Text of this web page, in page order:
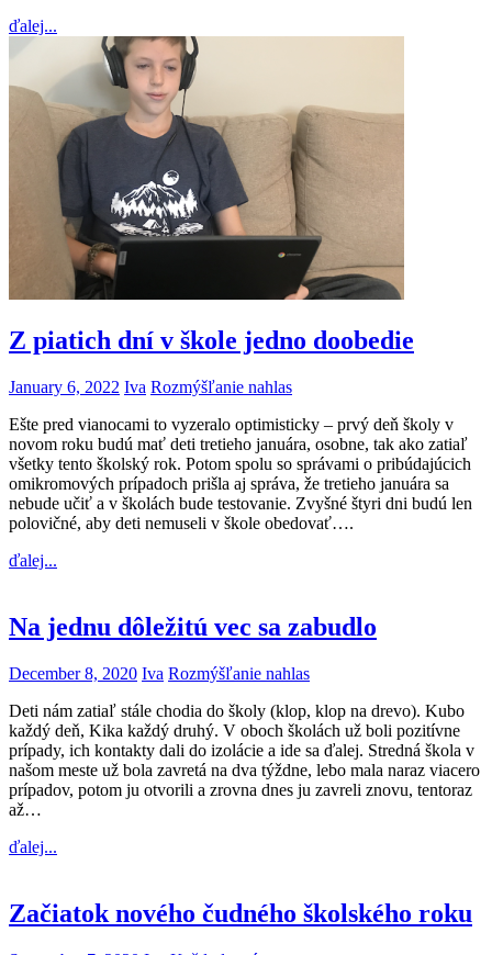
ďalej...
Z piatich dní v škole jedno doobedie
January 6, 2022 Iva Rozmýšľanie nahlas
Ešte pred vianocami to vyzeralo optimisticky – prvý deň školy v
novom roku budú mať deti tretieho januára, osobne, tak ako zatiaľ
všetky tento školský rok. Potom spolu so správami o pribúdajúcich
omikromových prípadoch prišla aj správa, že tretieho januára sa
nebude učiť a v školách bude testovanie. Zvyšné štyri dni budú len
polovičné, aby deti nemuseli v škole obedovať….
ďalej...
Na jednu dôležitú vec sa zabudlo
December 8, 2020 Iva Rozmýšľanie nahlas
Deti nám zatiaľ stále chodia do školy (klop, klop na drevo). Kubo
každý deň, Kika každý druhý. V oboch školách už boli pozitívne
prípady, ich kontakty dali do izolácie a ide sa ďalej. Stredná škola v
našom meste už bola zavretá na dva týždne, lebo mala naraz viacero
prípadov, potom ju otvorili a zrovna dnes ju zavreli znovu, tentoraz
až…
ďalej...
Začiatok nového čudného školského roku